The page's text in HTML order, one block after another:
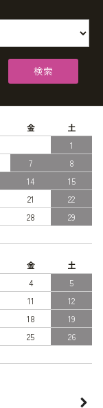
検索
金
土
1
7
8
14
15
21
22
28
29
金
土
4
5
11
12
18
19
25
26